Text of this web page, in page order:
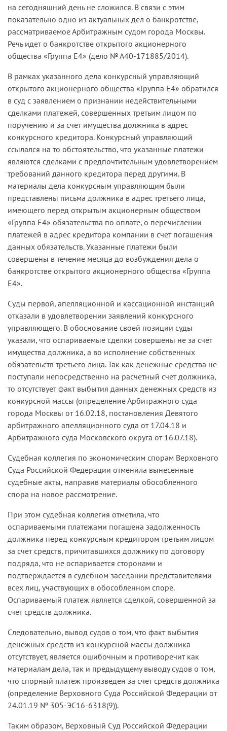
на сегодняшний день не сложился. В связи с этим
показательно одно из актуальных дел о банкротстве,
рассматриваемое Арбитражным судом города Москвы.
Речь идет о банкротстве открытого акционерного
общества «Группа Е4» (дело № А40-171885/2014).
В рамках указанного дела конкурсный управляющий
открытого акционерного общества «Группа Е4» обратился
в суд с заявлением о признании недействительными
сделками платежей, совершенных третьим лицом по
поручению и за счет имущества должника в адрес
конкурсного кредитора. Конкурсный управляющий
ссылался на то обстоятельство, что указанные платежи
являются сделками с предпочтительным удовлетворением
требований данного кредитора перед другими. В
материалы дела конкурсным управляющим были
представлены письма должника в адрес третьего лица,
имеющего перед открытым акционерным обществом
«Группа Е4» обязательства по оплате, о перечислении
платежей в адрес кредитора компании в счет погашения
данных обязательств. Указанные платежи были
совершены в течение месяца до возбуждения дела о
банкротстве открытого акционерного общества «Группа
Е4».
Суды первой, апелляционной и кассационной инстанций
отказали в удовлетворении заявлений конкурсного
управляющего. В обоснование своей позиции суды
указали, что оспариваемые сделки совершены не за счет
имущества должника, а во исполнение собственных
обязательств третьего лица. Так как денежные средства не
поступали непосредственно на расчетный счет должника,
то отсутствует факт выбытия данных денежных средств из
конкурсной массы (определение Арбитражного суда
города Москвы от 16.02.18, постановления Девятого
арбитражного апелляционного суда от 17.04.18 и
Арбитражного суда Московского округа от 16.07.18).
Судебная коллегия по экономическим спорам Верховного
Суда Российской Федерации отменила вынесенные
судебные акты, направив материалы обособленного
спора на новое рассмотрение.
При этом судебная коллегия отметила, что
оспариваемыми платежами погашена задолженность
должника перед конкурсным кредитором третьим лицом
за счет средств, причитавшихся должнику по договору
подряда, что не оспаривается сторонами и
подтверждается в судебном заседании представителями
всех лиц, участвующих в обособленном споре.
Оспариваемый платеж является сделкой, совершенной за
счет средств должника.
Следовательно, вывод судов о том, что факт выбытия
денежных средств из конкурсной массы должника
отсутствует, является ошибочным и противоречит как
материалам дела, так и предыдущему выводу судов о том,
что спорный платеж произведен за счет средств должника
(определение Верховного Суда Российской Федерации от
24.01.19 № 305-ЭС16-6318(9)).
Таким образом, Верховный Суд Российской Федерации